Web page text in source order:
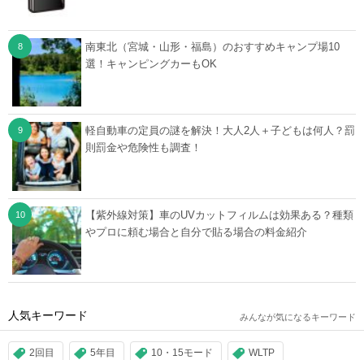
南東北（宮城・山形・福島）のおすすめキャンプ場10
選！キャンピングカーもOK
軽自動車の定員の謎を解決！大人2人＋子どもは何人？罰
則罰金や危険性も調査！
【紫外線対策】車のUVカットフィルムは効果ある？種類
やプロに頼む場合と自分で貼る場合の料金紹介
人気キーワード みんなが気になるキーワード
2回目 5年目 10・15モード WLTP